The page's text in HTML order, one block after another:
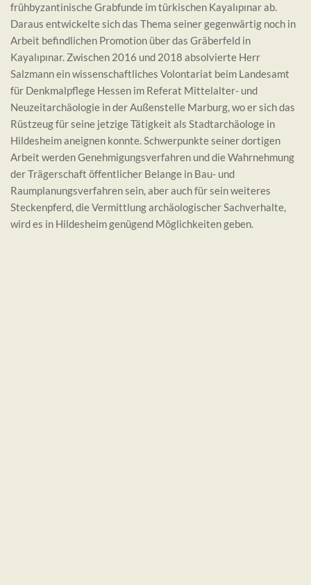
frühbyzantinische Grabfunde im türkischen Kayalıpınar ab.
Daraus entwickelte sich das Thema seiner gegenwärtig noch in
Arbeit befindlichen Promotion über das Gräberfeld in
Kayalıpınar. Zwischen 2016 und 2018 absolvierte Herr
Salzmann ein wissenschaftliches Volontariat beim Landesamt
für Denkmalpflege Hessen im Referat Mittelalter- und
Neuzeitarchäologie in der Außenstelle Marburg, wo er sich das
Rüstzeug für seine jetzige Tätigkeit als Stadtarchäologe in
Hildesheim aneignen konnte. Schwerpunkte seiner dortigen
Arbeit werden Genehmigungsverfahren und die Wahrnehmung
der Trägerschaft öffentlicher Belange in Bau- und
Raumplanungsverfahren sein, aber auch für sein weiteres
Steckenpferd, die Vermittlung archäologischer Sachverhalte,
wird es in Hildesheim genügend Möglichkeiten geben.